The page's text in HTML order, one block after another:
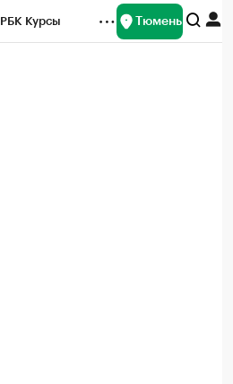
РБК Курсы Тюмень